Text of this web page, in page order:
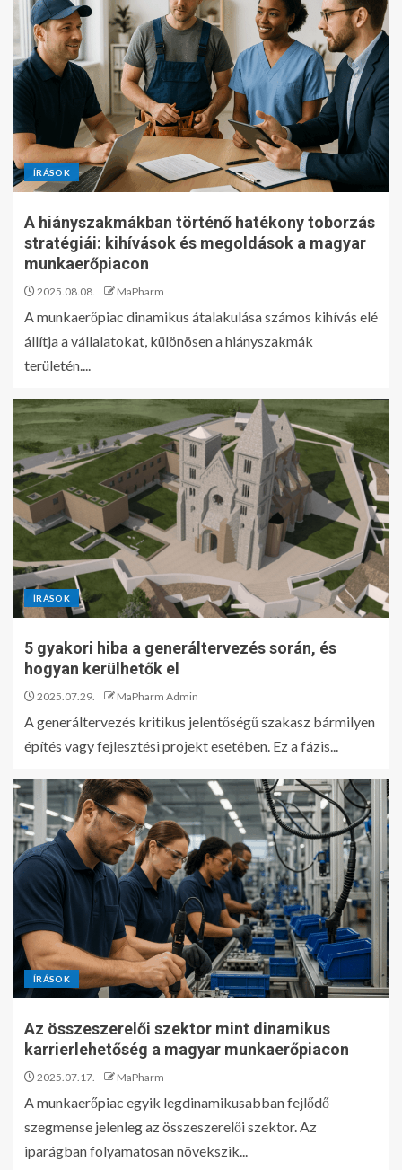
ÍRÁSOK
A hiányszakmákban történő hatékony toborzás
stratégiái: kihívások és megoldások a magyar
munkaerőpiacon
2025.08.08. MaPharm
A munkaerőpiac dinamikus átalakulása számos kihívás elé
állítja a vállalatokat, különösen a hiányszakmák
területén....
ÍRÁSOK
5 gyakori hiba a generáltervezés során, és
hogyan kerülhetők el
2025.07.29. MaPharm Admin
A generáltervezés kritikus jelentőségű szakasz bármilyen
építés vagy fejlesztési projekt esetében. Ez a fázis...
ÍRÁSOK
Az összeszerelői szektor mint dinamikus
karrierlehetőség a magyar munkaerőpiacon
2025.07.17. MaPharm
A munkaerőpiac egyik legdinamikusabban fejlődő
szegmense jelenleg az összeszerelői szektor. Az
iparágban folyamatosan növekszik...